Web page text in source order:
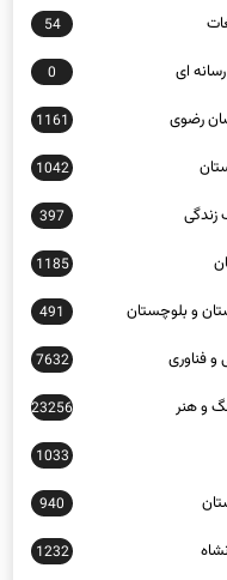
54
ای 0
رضوی 1161
1042
397
1185
و بلوچستان 491
و فناوری 7632
و هنر 23256
1033
940
1232